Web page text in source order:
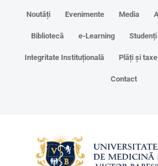
Noutăți Evenimente Media
Bibliotecă e-Learning Studenți
Integritate Instituțională Plăți și
Contact